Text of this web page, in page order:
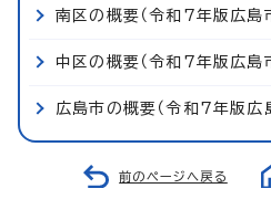
南区の概要（令和7年版広島
中区の概要（令和7年版広島
広島市の概要（令和7年版広
前のページへ戻る